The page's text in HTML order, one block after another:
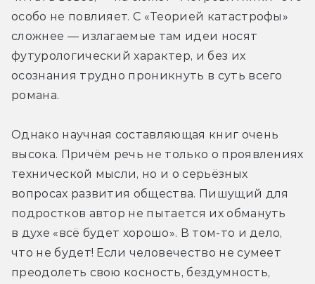
особо не повлияет. С «Теорией катастрофы»
сложнее — излагаемые там идеи носят
футурологический характер, и без их
осознания трудно проникнуть в суть всего
романа.
Однако научная составляющая книг очень
высока. Причём речь не только о проявлениях
технической мысли, но и о серьёзных
вопросах развития общества. Пишущий для
подростков автор не пытается их обмануть
в духе «всё будет хорошо». В том-то и дело,
что не будет! Если человечество не сумеет
преодолеть свою косность, бездумность,